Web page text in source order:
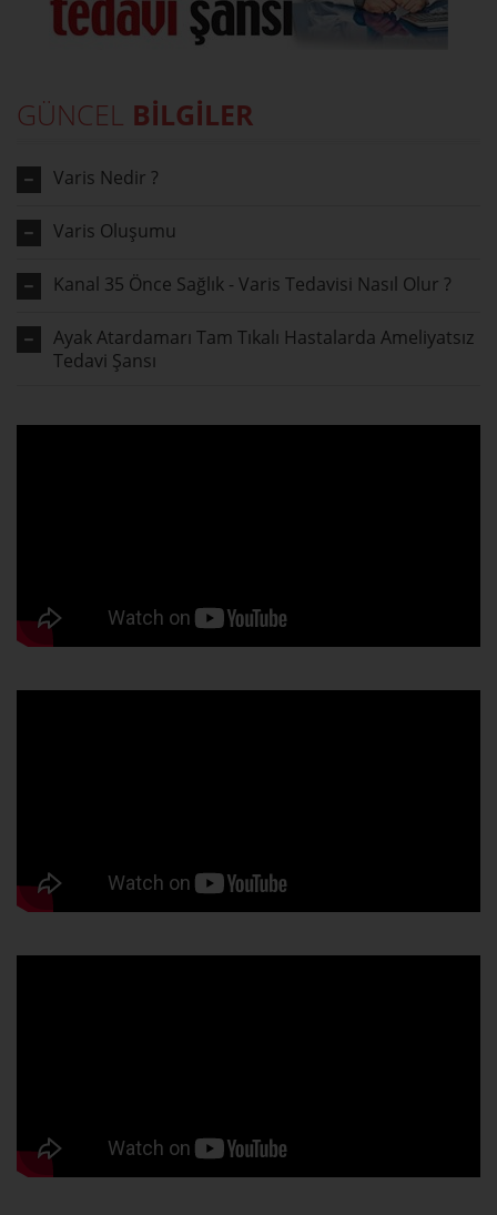
GÜNCEL BİLGİLER
Varis Nedir ?
Varis Oluşumu
Kanal 35 Önce Sağlık - Varis Tedavisi Nasıl Olur ?
Ayak Atardamarı Tam Tıkalı Hastalarda Ameliyatsız
Tedavi Şansı